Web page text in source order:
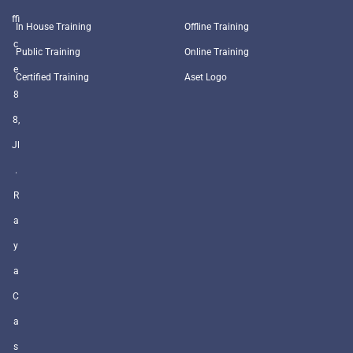
ffi
c
e
8
8,
Jl
.
R
a
y
a
C
a
s
In House Training
Public Training
Certified Training
Offline Training
Online Training
Aset Logo